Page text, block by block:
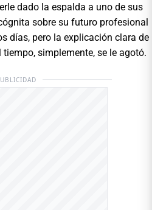
dado la espalda a uno de sus
sobre su futuro profesional
días, pero la explicación clara de
simplemente, se le agotó.